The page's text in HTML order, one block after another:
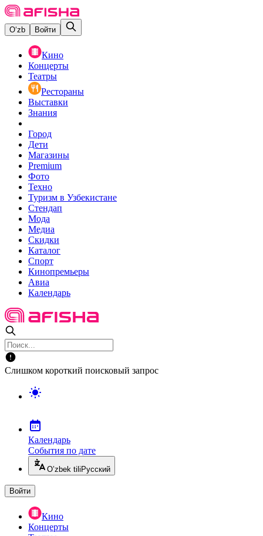
O‘zb Войти
Кино
Концерты
Театры
Рестораны
Выставки
Знания
Город
Дети
Магазины
Premium
Фото
Техно
Туризм в Узбекистане
Стендап
Мода
Медиа
Скидки
Каталог
Спорт
Кинопремьеры
Авиа
Календарь
Слишком короткий поисковый запрос
Календарь
События по дате
O’zbek tili Русский
Войти
Кино
Концерты